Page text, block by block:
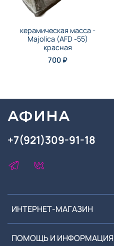
керамическая масса -
Majolica (AFD -55)
красная
700 ₽
ИНТЕРНЕТ-МАГАЗИН
ПОМОЩЬ И ИНФОРМАЦИЯ
+7(921)309-91-18
АФИНА